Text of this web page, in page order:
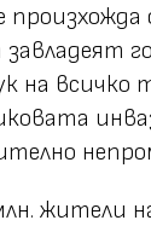
на всичко
жители